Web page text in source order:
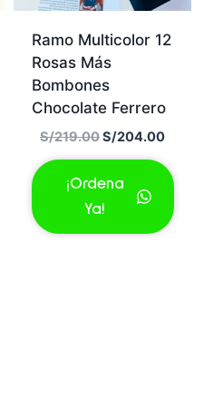
Ramo Multicolor 12
Rosas Más
Bombones
Chocolate Ferrero
S/219.00El
precio
original
S/204.00El
actual
S/
¡Ordena
Ya!